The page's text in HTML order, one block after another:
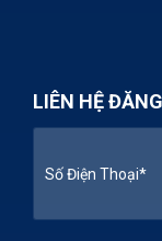
LIÊN HỆ